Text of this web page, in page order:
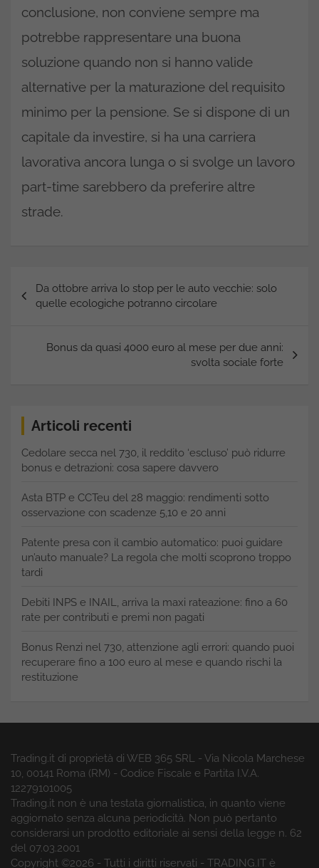
conclusione, non conviene sempre ma
potrebbe rappresentare una buona
soluzione quando non si hanno valide
alternative per la maturazione del requisito
minimo per la pensione. Se si dispone di un
capitale da investire, si ha una carriera
lavorativa ancora lunga o si svolge un lavoro
part-time sarebbero da preferire altre
strade.
Navigazione
articoli
Da ottobre arriva lo stop per le auto vecchie: solo
quelle ecologiche potranno circolare
Bonus da quasi 4000 euro al mese per due anni:
svolta sociale forte
Articoli recenti
Cedolare secca nel 730, il reddito ‘escluso’ può ridurre
bonus e detrazioni: cosa sapere davvero
Asta BTP e CCTeu del 28 maggio: rendimenti sotto
osservazione con scadenze 5,10 e 20 anni
Patente presa con il cambio automatico: puoi guidare
un’auto manuale? La regola che molti scoprono troppo
tardi
Debiti INPS e INAIL, arriva la maxi rateazione: fino a 60
rate per contributi e premi non pagati
Bonus Renzi nel 730, attenzione agli errori: quando puoi
recuperare fino a 100 euro al mese e quando rischi la
restituzione
Trading.it di proprietà di WEB 365 SRL - Via Nicola Marchese
10, 00141 Roma (RM) - Codice Fiscale e Partita I.V.A.
12279101005
Trading.it non è una testata giornalistica, in quanto viene
aggiornato senza alcuna periodicità. Non può pertanto
considerarsi un prodotto editoriale ai sensi della legge n. 62
del 07.03.2001
Copyright ©2026 - Tutti i diritti riservati - TRADING.IT è